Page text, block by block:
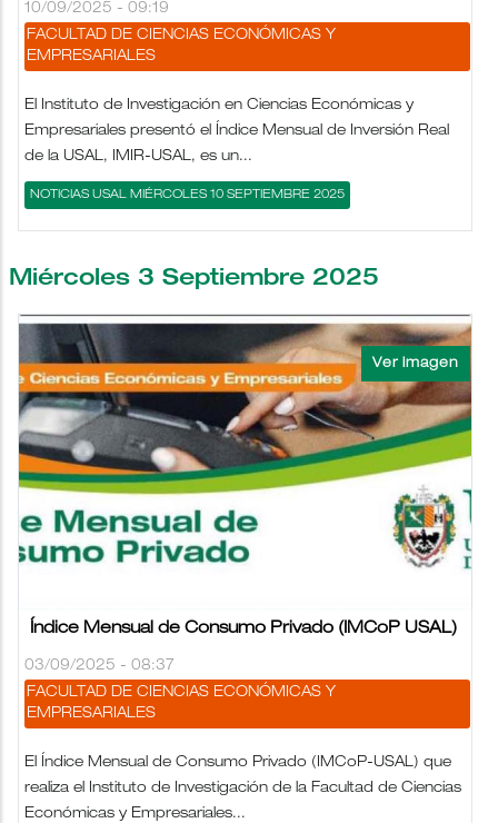
10/09/2025 - 09:19
FACULTAD DE CIENCIAS ECONÓMICAS Y
EMPRESARIALES
El Instituto de Investigación en Ciencias Económicas y
Empresariales presentó el Índice Mensual de Inversión Real
de la USAL, IMIR-USAL, es un...
NOTICIAS USAL MIÉRCOLES 10 SEPTIEMBRE 2025
Miércoles 3 Septiembre 2025
Índice Mensual de Consumo Privado (IMCoP USAL)
03/09/2025 - 08:37
FACULTAD DE CIENCIAS ECONÓMICAS Y
EMPRESARIALES
El Índice Mensual de Consumo Privado (IMCoP-USAL) que
realiza el Instituto de Investigación de la Facultad de Ciencias
Económicas y Empresariales...